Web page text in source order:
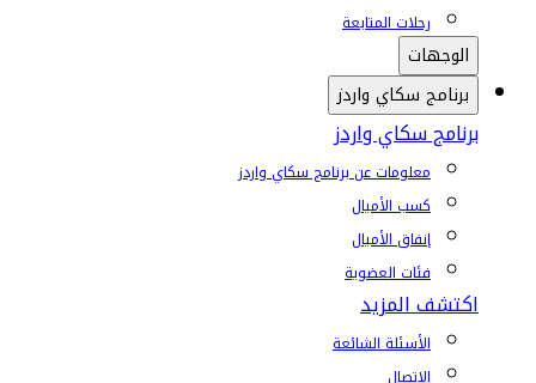
رحلات المتابعة
الوجهات
برنامج سكاي واردز
برنامج سكاي واردز
معلومات عن برنامج سكاي واردز
كسب الأميال
إنفاق الأميال
فئات العضوية
اكتشف المزيد
الأسئلة الشائعة
الاتصال